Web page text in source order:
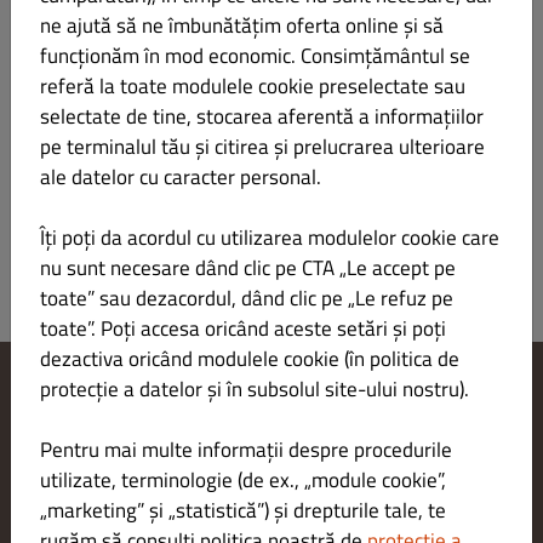
🏠🥦 Ardei Umplut de Post LEI 32.00
400g
Contactează-ne
Politica de confidențialitate
Termeni și condiții
Aviz juridic
ne ajută să ne îmbunătățim oferta online și să
funcționăm în mod economic. Consimțământul se
referă la toate modulele cookie preselectate sau
selectate de tine, stocarea aferentă a informațiilor
pe terminalul tău și citirea și prelucrarea ulterioare
ale datelor cu caracter personal.
Îți poți da acordul cu utilizarea modulelor cookie care
nu sunt necesare dând clic pe CTA „Le accept pe
toate” sau dezacordul, dând clic pe „Le refuz pe
toate”. Poți accesa oricând aceste setări și poți
dezactiva oricând modulele cookie (în politica de
protecție a datelor și în subsolul site-ului nostru).
Pentru mai multe informații despre procedurile
utilizate, terminologie (de ex., „module cookie”,
„marketing” și „statistică”) și drepturile tale, te